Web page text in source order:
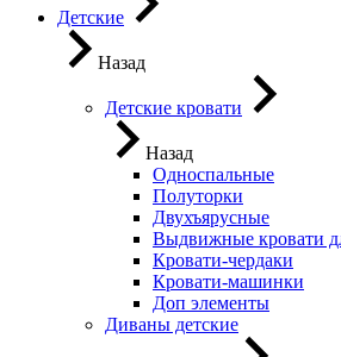
Детские
Назад
Детские кровати
Назад
Односпальные
Полуторки
Двухъярусные
Выдвижные кровати
Кровати-чердаки
Кровати-машинки
Доп элементы
Диваны детские